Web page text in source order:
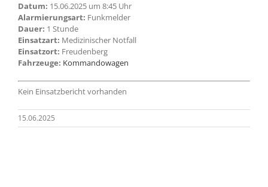
Datum: 15.06.2025 um 8:45 Uhr
Alarmierungsart: Funkmelder
Dauer: 1 Stunde
Einsatzart: Medizinischer Notfall
Einsatzort: Freudenberg
Fahrzeuge: Kommandowagen
Kein Einsatzbericht vorhanden
15.06.2025